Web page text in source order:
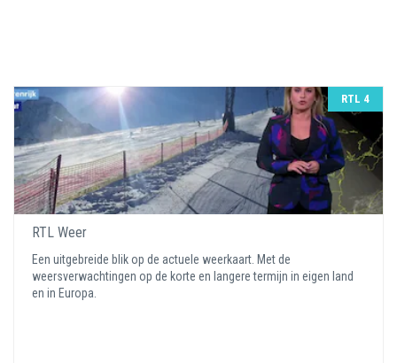
RTL 4
RTL Weer
Een uitgebreide blik op de actuele weerkaart. Met de
weersverwachtingen op de korte en langere termijn in eigen land
en in Europa.